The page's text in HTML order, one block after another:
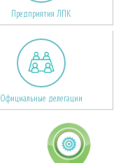
Предприятия ЛПК
Официальные делегации